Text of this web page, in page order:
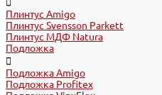
Плинтус Amigo
Плинтус Svensson Parkett
Плинтус МДФ Natura
Подложка
Подложка Amigo
Подложка Profitex